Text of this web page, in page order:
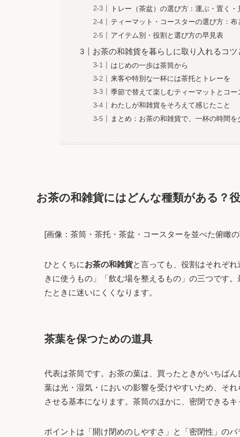
トレー（茶盆）の選び方：運ぶ・置く
ティーマット・コースターの選び方：
アイテム別・役割と選び方の早見表
お茶の和雑貨を暮らしに取り入れるコツ
はじめの一歩は茶筒から
来客や特別な一杯には茶托とトレーを
季節で替えて楽しむティーマットとコー
わたしが和雑貨をそろえて感じたこと
まとめ：お茶の和雑貨で、一杯の時間を
お茶の和雑貨にはどんな種類がある？
[画像：茶筒・茶托・茶盆・コースターを並べた俯瞰
ひとくちにお茶の和雑貨と言っても、役割はそれぞ
きに使うもの」「飲む場を整えるもの」の三つです
たときに迷いにくくなります。
茶葉を保つための道具
代表は茶筒です。お茶の葉は、買ったときがいちば
葉は光・湿気・においの影響を受けやすいため、そ
させる基本になります。茶筒のほかに、密閉できる
ポイントは「開け閉めのしやすさ」と「密閉性」の